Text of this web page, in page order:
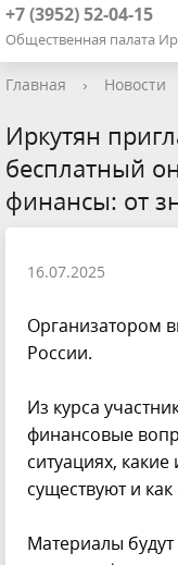
+7 (3952) 52-04-15
Общественная палата
Главная › Новости
Иркутян
бесплатный
финансы: от
16.07.2025
Организатором
России.
Из курса
финансовые
ситуациях,
существуют и
Материалы